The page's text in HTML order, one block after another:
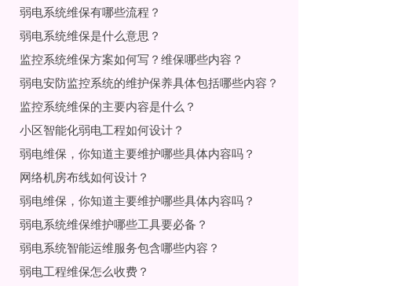
弱电系统维保有哪些流程？
弱电系统维保是什么意思？
监控系统维保方案如何写？维保哪些内容？
弱电安防监控系统的维护保养具体包括哪些内容？
监控系统维保的主要内容是什么？
小区智能化弱电工程如何设计？
弱电维保，你知道主要维护哪些具体内容吗？
网络机房布线如何设计？
弱电维保，你知道主要维护哪些具体内容吗？
弱电系统维保维护哪些工具要必备？
弱电系统智能运维服务包含哪些内容？
弱电工程维保怎么收费？